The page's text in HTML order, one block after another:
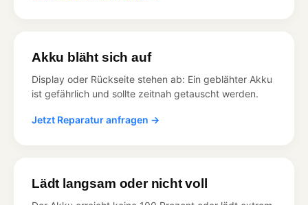
Akku bläht sich auf
Display oder Rückseite stehen ab: Ein geblähter Akku
ist gefährlich und sollte zeitnah getauscht werden.
Jetzt Reparatur anfragen →
Lädt langsam oder nicht voll